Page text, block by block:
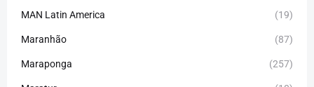
MAN Latin America (19)
Maranhão (87)
Maraponga (257)